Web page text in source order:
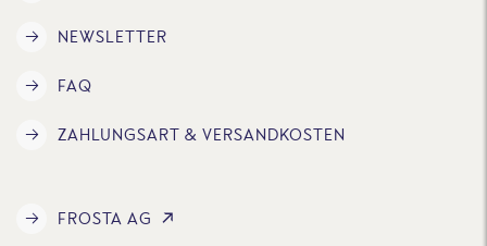
NEWSLETTER
FAQ
ZAHLUNGSART & VERSANDKOSTEN
FROSTA AG